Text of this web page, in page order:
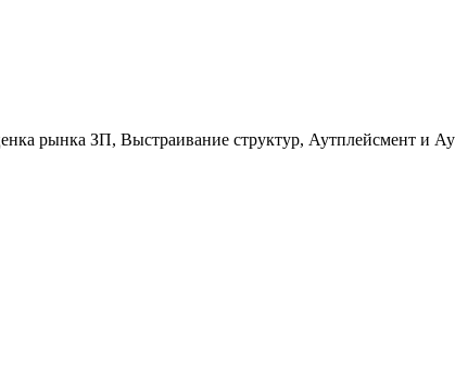
рынка ЗП, Выстраивание структур, Аутплейсмент и